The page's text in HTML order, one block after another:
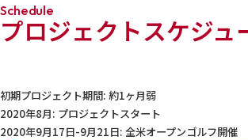
Schedule
プロジェクトスケジュ
初期プロジェクト期間: 約1ヶ月弱
2020年8月: プロジェクトスタート
2020年9月17日-9月21日: 全米オープンゴルフ開催